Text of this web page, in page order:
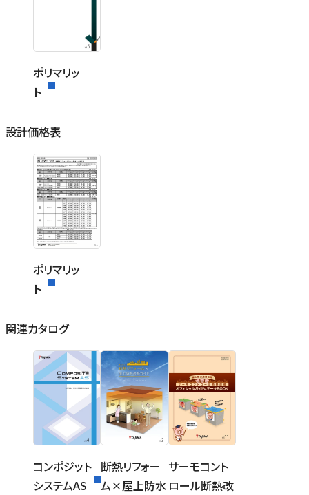
ポリマリッ
ト
設計価格表
ポリマリッ
ト
関連カタログ
コンポジット
システムAS
断熱リフォー
ム×屋上防水
サーモコント
ロール断熱改